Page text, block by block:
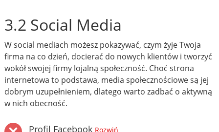
3.2 Social Media
W social mediach możesz pokazywać, czym żyje Twoja
firma na co dzień, docierać do nowych klientów i tworzyć
wokół swojej firmy lojalną społeczność. Choć strona
internetowa to podstawa, media społecznościowe są jej
dobrym uzupełnieniem, dlatego warto zadbać o aktywną
w nich obecność.
Profil Facebook